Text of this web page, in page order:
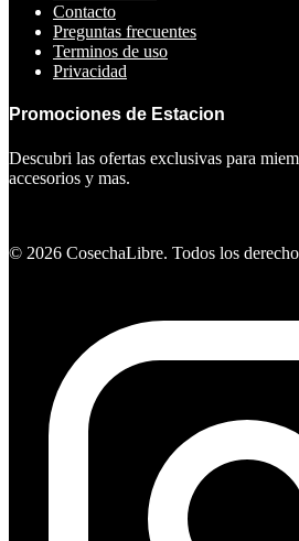
Contacto
Preguntas frecuentes
Terminos de uso
Privacidad
Promociones de Estacion
Descubri las ofertas exclusivas para
accesorios y mas.
© 2026 CosechaLibre. Todos los